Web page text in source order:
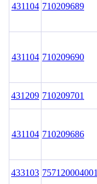
431104 710209689
431104 710209690
431209 710209701
431104 710209686
433103 757120004001